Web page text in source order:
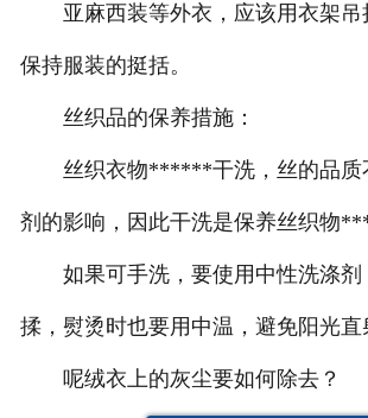
承
亚麻西装等外衣，应该用衣架吊
保持服装的挺括。
丝织品的保养措施：
丝织衣物******干洗，丝的品质
剂的影响，因此干洗是保养丝织物
如果可手洗，要使用中性洗涤剂
揉，熨烫时也要用中温，避免阳光直
呢绒衣上的灰尘要如何除去？